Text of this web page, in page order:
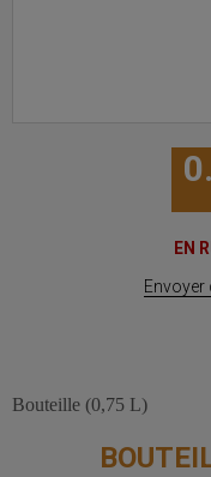
0
EN
Envoyer
Bouteille (0,75 L)